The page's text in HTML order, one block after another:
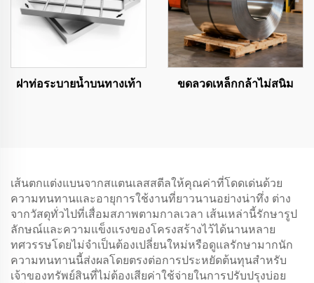
ฝาท่อระบายน้ำบนทางเท้า ขดลวดเหล็กกล้าไม่สนิม
เส้นตกแต่งแบนจากสแตนเลสสตีลให้คุณค่าที่โดดเด่นด้วย
ความทนทานและอายุการใช้งานที่ยาวนานอย่างน่าทึ่ง ต่าง
จากวัสดุทั่วไปที่เสื่อมสภาพตามกาลเวลา เส้นเหล่านี้รักษารูป
ลักษณ์และความแข็งแรงของโครงสร้างไว้ได้นานหลาย
ทศวรรษโดยไม่จำเป็นต้องเปลี่ยนใหม่หรือดูแลรักษามากนัก
ความทนทานนี้ส่งผลโดยตรงต่อการประหยัดต้นทุนสำหรับ
เจ้าของทรัพย์สินที่ไม่ต้องเสียค่าใช้จ่ายในการปรับปรุงบ่อย